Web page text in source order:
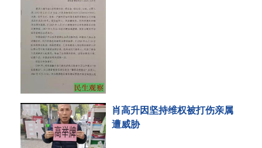
肖高升因坚持维权被打伤亲属
遭威胁